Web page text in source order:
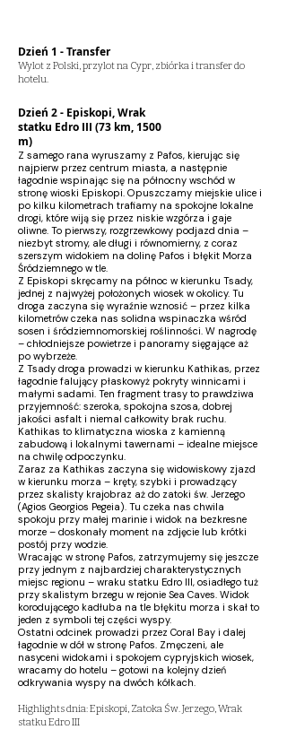
Dzień 1 - Transfer
Wylot z Polski, przylot na Cypr, zbiórka i transfer do
hotelu.
Dzień 2 - Episkopi, Wrak
statku Edro III (73 km, 1500
m)
Z samego rana wyruszamy z Pafos, kierując się
najpierw przez centrum miasta, a następnie
łagodnie wspinając się na północny wschód w
stronę wioski Episkopi. Opuszczamy miejskie ulice i
po kilku kilometrach trafiamy na spokojne lokalne
drogi, które wiją się przez niskie wzgórza i gaje
oliwne. To pierwszy, rozgrzewkowy podjazd dnia –
niezbyt stromy, ale długi i równomierny, z coraz
szerszym widokiem na dolinę Pafos i błękit Morza
Śródziemnego w tle.
Z Episkopi skręcamy na północ w kierunku Tsady,
jednej z najwyżej położonych wiosek w okolicy. Tu
droga zaczyna się wyraźnie wznosić – przez kilka
kilometrów czeka nas solidna wspinaczka wśród
sosen i śródziemnomorskiej roślinności. W nagrodę
– chłodniejsze powietrze i panoramy sięgające aż
po wybrzeże.
Z Tsady droga prowadzi w kierunku Kathikas, przez
łagodnie falujący płaskowyż pokryty winnicami i
małymi sadami. Ten fragment trasy to prawdziwa
przyjemność: szeroka, spokojna szosa, dobrej
jakości asfalt i niemal całkowity brak ruchu.
Kathikas to klimatyczna wioska z kamienną
zabudową i lokalnymi tawernami – idealne miejsce
na chwilę odpoczynku.
Zaraz za Kathikas zaczyna się widowiskowy zjazd
w kierunku morza – kręty, szybki i prowadzący
przez skalisty krajobraz aż do zatoki św. Jerzego
(Agios Georgios Pegeia). Tu czeka nas chwila
spokoju przy małej marinie i widok na bezkresne
morze – doskonały moment na zdjęcie lub krótki
postój przy wodzie.
Wracając w stronę Pafos, zatrzymujemy się jeszcze
przy jednym z najbardziej charakterystycznych
miejsc regionu – wraku statku Edro III, osiadłego tuż
przy skalistym brzegu w rejonie Sea Caves. Widok
korodującego kadłuba na tle błękitu morza i skał to
jeden z symboli tej części wyspy.
Ostatni odcinek prowadzi przez Coral Bay i dalej
łagodnie w dół w stronę Pafos. Zmęczeni, ale
nasyceni widokami i spokojem cypryjskich wiosek,
wracamy do hotelu – gotowi na kolejny dzień
odkrywania wyspy na dwóch kółkach.
Highlights dnia: Episkopi, Zatoka Św. Jerzego, Wrak
statku Edro III